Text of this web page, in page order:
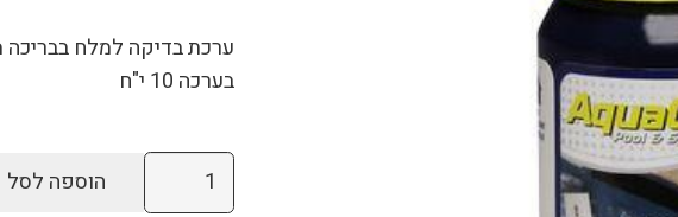
ערכת בדיקה למלח בבריכה
בערכה 10 י"ח
כמות
של
הוספה לסל